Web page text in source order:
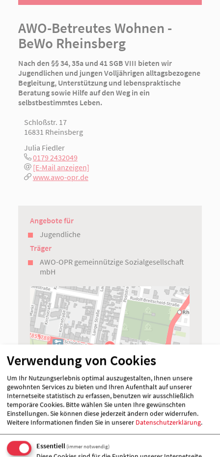
AWO-Betreutes Wohnen -
BeWo Rheinsberg
Nach den §§ 34, 35a und 41 SGB VIII bieten wir
Jugendlichen und jungen Volljährigen alltagsbezogene
Begleitung, Unterstützung und lebenspraktische
Beratung sowie Hilfe auf den Weg in ein
selbstbestimmtes Leben.
Schloßstr. 17
16831 Rheinsberg
Julia Fiedler
0179 2432049
[E-Mail anzeigen]
www.awo-opr.de
Angebote für
Jugendliche
Träger
AWO-OPR gemeinnützige Sozialgesellschaft
mbH
+
−
i
Verwendung von Cookies
Um Ihr Nutzungserlebnis optimal auszugestalten, Ihnen unsere
gewohnten Services zu bieten und Ihren Aufenthalt auf unserer
Internetseite statistisch zu erfassen, benutzen wir ausschließlich
temporäre Cookies. Bitte wählen Sie unten Ihre gewünschten
Einstellungen. Sie können diese jederzeit ändern oder widerrufen.
Weitere Informationen finden Sie in unserer Datenschutzerklärung.
Essentiell (immer notwendig)